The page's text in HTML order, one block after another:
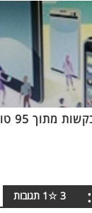
3
☆
1 תגובות